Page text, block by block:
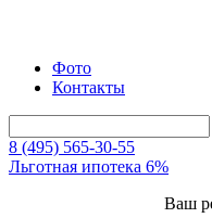
Фото
Контакты
8 (495) 565-30-55
Льготная ипотека 6%
Ваш